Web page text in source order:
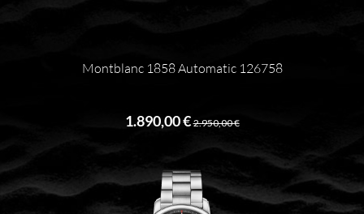
Montblanc 1858 Automatic 126758
1.890,00 € 2.950,00 €